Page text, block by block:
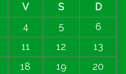
V S
D
4 5
6
11 12
13
18 19
20